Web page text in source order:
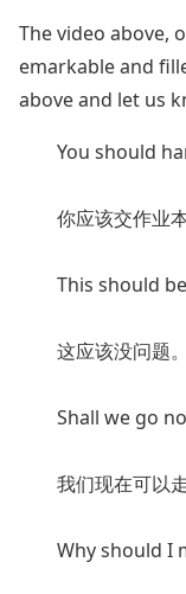
The video above,
emarkable and
above and let us
You should
你应该交作业本
This should be
这应该没问题。
Shall we go
我们现在可以
Why should I